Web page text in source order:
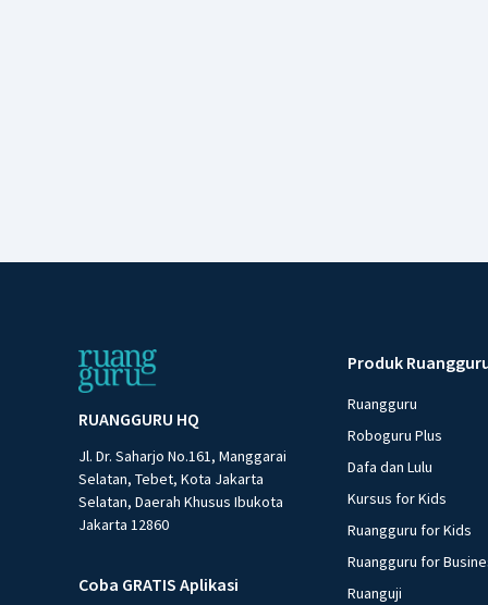
RUANGGURU HQ
Jl. Dr. Saharjo No.161, Manggarai
Selatan, Tebet, Kota Jakarta
Selatan, Daerah Khusus Ibukota
Jakarta 12860
Coba GRATIS Aplikasi
Produk
Ruangguru
Roboguru Plus
Dafa dan Lulu
Kursus for Kids
Ruangguru for Kids
Ruangguru for
Ruanguji